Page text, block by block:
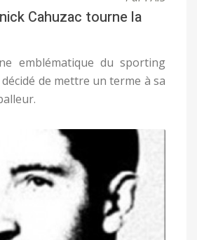
Cahuzac tourne la
emblématique du sporting
de mettre un terme à sa